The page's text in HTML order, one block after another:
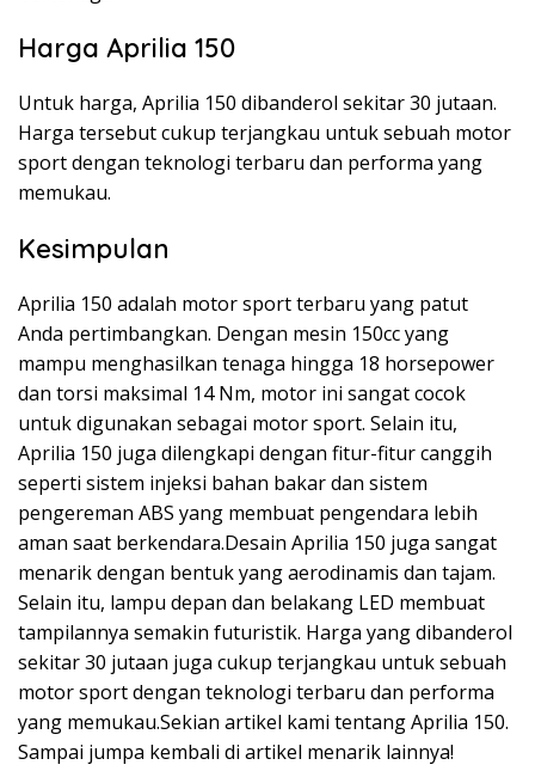
Harga Aprilia 150
Untuk harga, Aprilia 150 dibanderol sekitar 30 jutaan.
Harga tersebut cukup terjangkau untuk sebuah motor
sport dengan teknologi terbaru dan performa yang
memukau.
Kesimpulan
Aprilia 150 adalah motor sport terbaru yang patut
Anda pertimbangkan. Dengan mesin 150cc yang
mampu menghasilkan tenaga hingga 18 horsepower
dan torsi maksimal 14 Nm, motor ini sangat cocok
untuk digunakan sebagai motor sport. Selain itu,
Aprilia 150 juga dilengkapi dengan fitur-fitur canggih
seperti sistem injeksi bahan bakar dan sistem
pengereman ABS yang membuat pengendara lebih
aman saat berkendara.Desain Aprilia 150 juga sangat
menarik dengan bentuk yang aerodinamis dan tajam.
Selain itu, lampu depan dan belakang LED membuat
tampilannya semakin futuristik. Harga yang dibanderol
sekitar 30 jutaan juga cukup terjangkau untuk sebuah
motor sport dengan teknologi terbaru dan performa
yang memukau.Sekian artikel kami tentang Aprilia 150.
Sampai jumpa kembali di artikel menarik lainnya!